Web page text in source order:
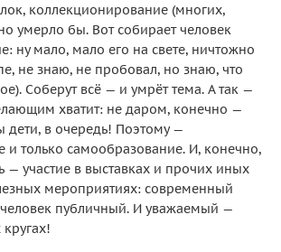
коллекционирование (многих,
умерло бы. Вот собирает человек
ну мало, мало его на свете, ничтожно
не знаю, не пробовал, но знаю, что
Соберут всё — и умрёт тема. А так —
хватит: не даром, конечно —
дети, в очередь! Поэтому —
и только самообразование. И, конечно,
— участие в выставках и прочих иных
мероприятиях: современный
публичный. И уважаемый —
кругах!